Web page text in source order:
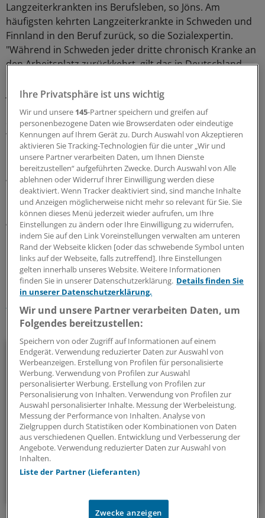
Langzeiterkrankten ins Berufsleben, so Jöns. Am
häufigsten kehrten Langzeiterkrankte in Schweden und
Finnland in den Beruf zurück, so die Sozialexpertin.
"Während in Schweden jeder dritte chronisch Kranke an
den Arbeitsplatz zurückkehrt, gilt das in Deutschland
jeden zehnten", so Jöns.
Sie fordert eine EU-weit einheitliche Definition sowohl
von chronisch Kranken als auch von Menschen mit
Behinderungen. "Hier liegt eine große Chance für die
laufenden parlamentarischen Beratungen zur neuen
Antidiskriminierungsrichtlinie" so die Politikerin. Ferner
müsse es ein eindeutiges Verbot der
Beschäftigungsdiskriminierung für chronisch Kranke
geben.
0
Schlagworte:
Berufspolitik
Ihr Newsletter zum Thema
Politik & Debatte
Mit diesem Newsletter blicken Sie hinter das tägliche
Geschehen in der Gesundheitspolitik. Mit Analysen,
Hintergründen und einem Blick auf Themen, die die Agenda
bestimmen.
14-tägig, donnerstags
Ihre Privatsphäre ist uns wichtig
Wir und unsere 145-Partner speichern und greifen auf
personenbezogene Daten wie Browserdaten oder eindeutige
Kennungen auf Ihrem Gerät zu. Durch Auswahl von Akzeptieren
aktivieren Sie Tracking-Technologien für die unter „Wir und
unsere Partner verarbeiten Daten, um Ihnen Dienste
bereitzustellen“ aufgeführten Zwecke. Durch Auswahl von Alle
ablehnen oder Widerruf Ihrer Einwilligung werden diese
deaktiviert. Wenn Tracker deaktiviert sind, sind manche Inhalte
und Anzeigen möglicherweise nicht mehr so relevant für Sie. Sie
können dieses Menü jederzeit wieder aufrufen, um Ihre
Einstellungen zu ändern oder Ihre Einwilligung zu widerrufen,
indem Sie auf den Link Voreinstellungen verwalten am unteren
Rand der Webseite klicken [oder das schwebende Symbol unten
links auf der Webseite, falls zutreffend]. Ihre Einstellungen
gelten innerhalb unseres Website. Weitere Informationen
finden Sie in unserer Datenschutzerklärung. Details finden Sie
in unserer Datenschutzerklärung.
Wir und unsere Partner verarbeiten Daten, um
Folgendes bereitzustellen:
Speichern von oder Zugriff auf Informationen auf einem
Endgerät. Verwendung reduzierter Daten zur Auswahl von
Werbeanzeigen. Erstellung von Profilen für personalisierte
Werbung. Verwendung von Profilen zur Auswahl
personalisierter Werbung. Erstellung von Profilen zur
Personalisierung von Inhalten. Verwendung von Profilen zur
Auswahl personalisierter Inhalte. Messung der Werbeleistung.
Messung der Performance von Inhalten. Analyse von
Zielgruppen durch Statistiken oder Kombinationen von Daten
aus verschiedenen Quellen. Entwicklung und Verbesserung der
Angebote. Verwendung reduzierter Daten zur Auswahl von
Inhalten.
Liste der Partner (Lieferanten)
Zwecke anzeigen